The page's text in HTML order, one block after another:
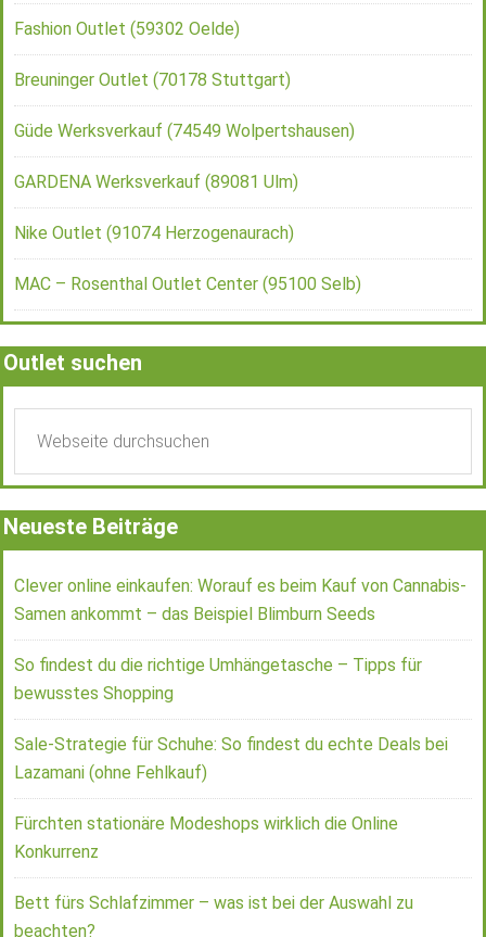
Fashion Outlet (59302 Oelde)
Breuninger Outlet (70178 Stuttgart)
Güde Werksverkauf (74549 Wolpertshausen)
GARDENA Werksverkauf (89081 Ulm)
Nike Outlet (91074 Herzogenaurach)
MAC – Rosenthal Outlet Center (95100 Selb)
Outlet suchen
Neueste Beiträge
Clever online einkaufen: Worauf es beim Kauf von Cannabis-
Samen ankommt – das Beispiel Blimburn Seeds
So findest du die richtige Umhängetasche – Tipps für
bewusstes Shopping
Sale-Strategie für Schuhe: So findest du echte Deals bei
Lazamani (ohne Fehlkauf)
Fürchten stationäre Modeshops wirklich die Online
Konkurrenz
Bett fürs Schlafzimmer – was ist bei der Auswahl zu
beachten?